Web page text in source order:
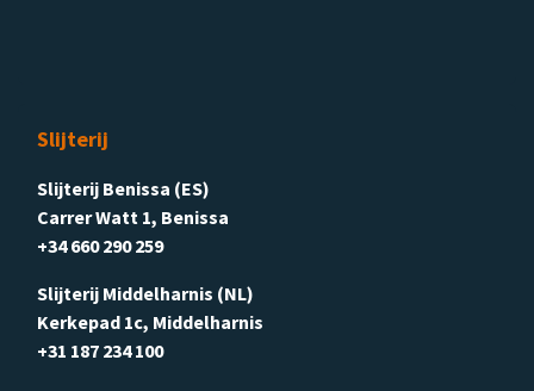
Slijterij
Slijterij Benissa (ES)
Carrer Watt 1, Benissa
+34 660 290 259
Slijterij Middelharnis (NL)
Kerkepad 1c, Middelharnis
+31 187 234 100